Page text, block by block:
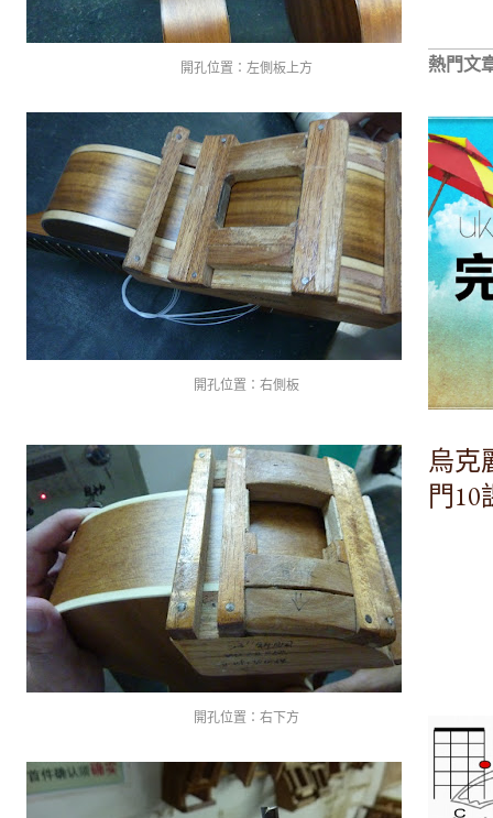
開孔位置：左側板上方
開孔位置：右側板
開孔位置：右下方
熱門文
烏克
門10